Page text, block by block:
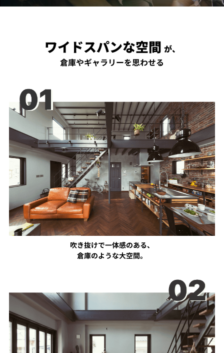
ワイドスパンな空間 が、
倉庫やギャラリーを思わせる
吹き抜けで一体感のある、
倉庫のような大空間。